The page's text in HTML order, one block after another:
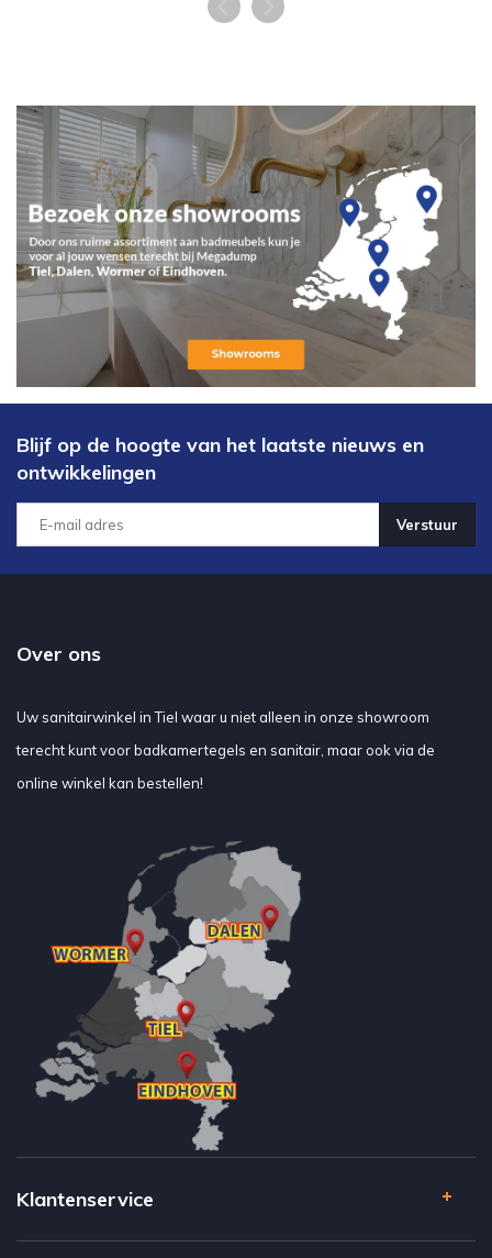
Blijf op de hoogte van het laatste nieuws en
ontwikkelingen
Verstuur
Over ons
Uw sanitairwinkel in Tiel waar u niet alleen in onze showroom
terecht kunt voor badkamertegels en sanitair, maar ook via de
online winkel kan bestellen!
Klantenservice